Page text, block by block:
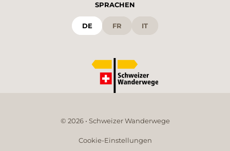
SPRACHEN
DE FR IT
© 2026 • Schweizer Wanderwege
Cookie-Einstellungen